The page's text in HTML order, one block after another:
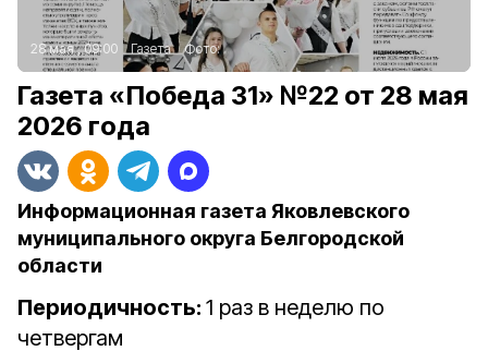
28 мая , 09:00 Газета Фото:
Газета «Победа 31» №22 от 28 мая
2026 года
Информационная газета Яковлевского
муниципального округа Белгородской
области
Периодичность: 1 раз в неделю по
четвергам